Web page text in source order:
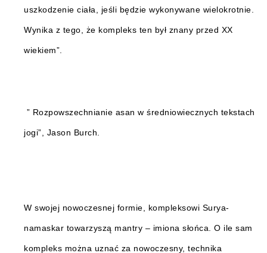
uszkodzenie ciała, jeśli będzie wykonywane wielokrotnie.
Wynika z tego, że kompleks ten był znany przed XX
wiekiem”.
” Rozpowszechnianie asan w średniowiecznych tekstach
jogi”, Jason Burch.
W swojej nowoczesnej formie, kompleksowi Surya-
namaskar towarzyszą mantry – imiona słońca. O ile sam
kompleks można uznać za nowoczesny, technika